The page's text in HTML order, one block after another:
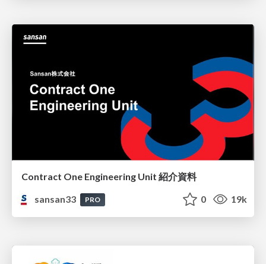
Contract One Engineering Unit 紹介資料
sansan33
PRO 0 19k